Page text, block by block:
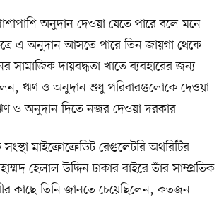
অনুদান দেওয়া যেতে পারে বলে মনে
এ অনুদান আসতে পারে তিন জায়গা থেকে—
সামাজিক দায়বদ্ধতা খাতে ব্যবহারের জন্য
ঋণ ও অনুদান শুধু পরিবারগুলোকে দেওয়া
ও অনুদান দিতে নজর দেওয়া দরকার।
মাইক্রোক্রেডিট রেগুলেটরি অথরিটির
হেলাল উদ্দিন ঢাকার বাইরে তাঁর সাম্প্রতিক
কাছে তিনি জানতে চেয়েছিলেন, কতজন